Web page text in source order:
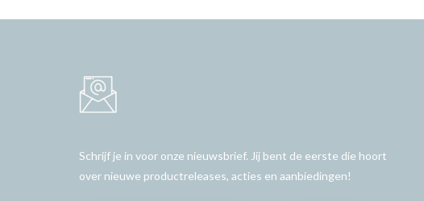
Schrijf je in voor onze nieuwsbrief. Jij bent de eerste die hoort
over nieuwe productreleases, acties en aanbiedingen!